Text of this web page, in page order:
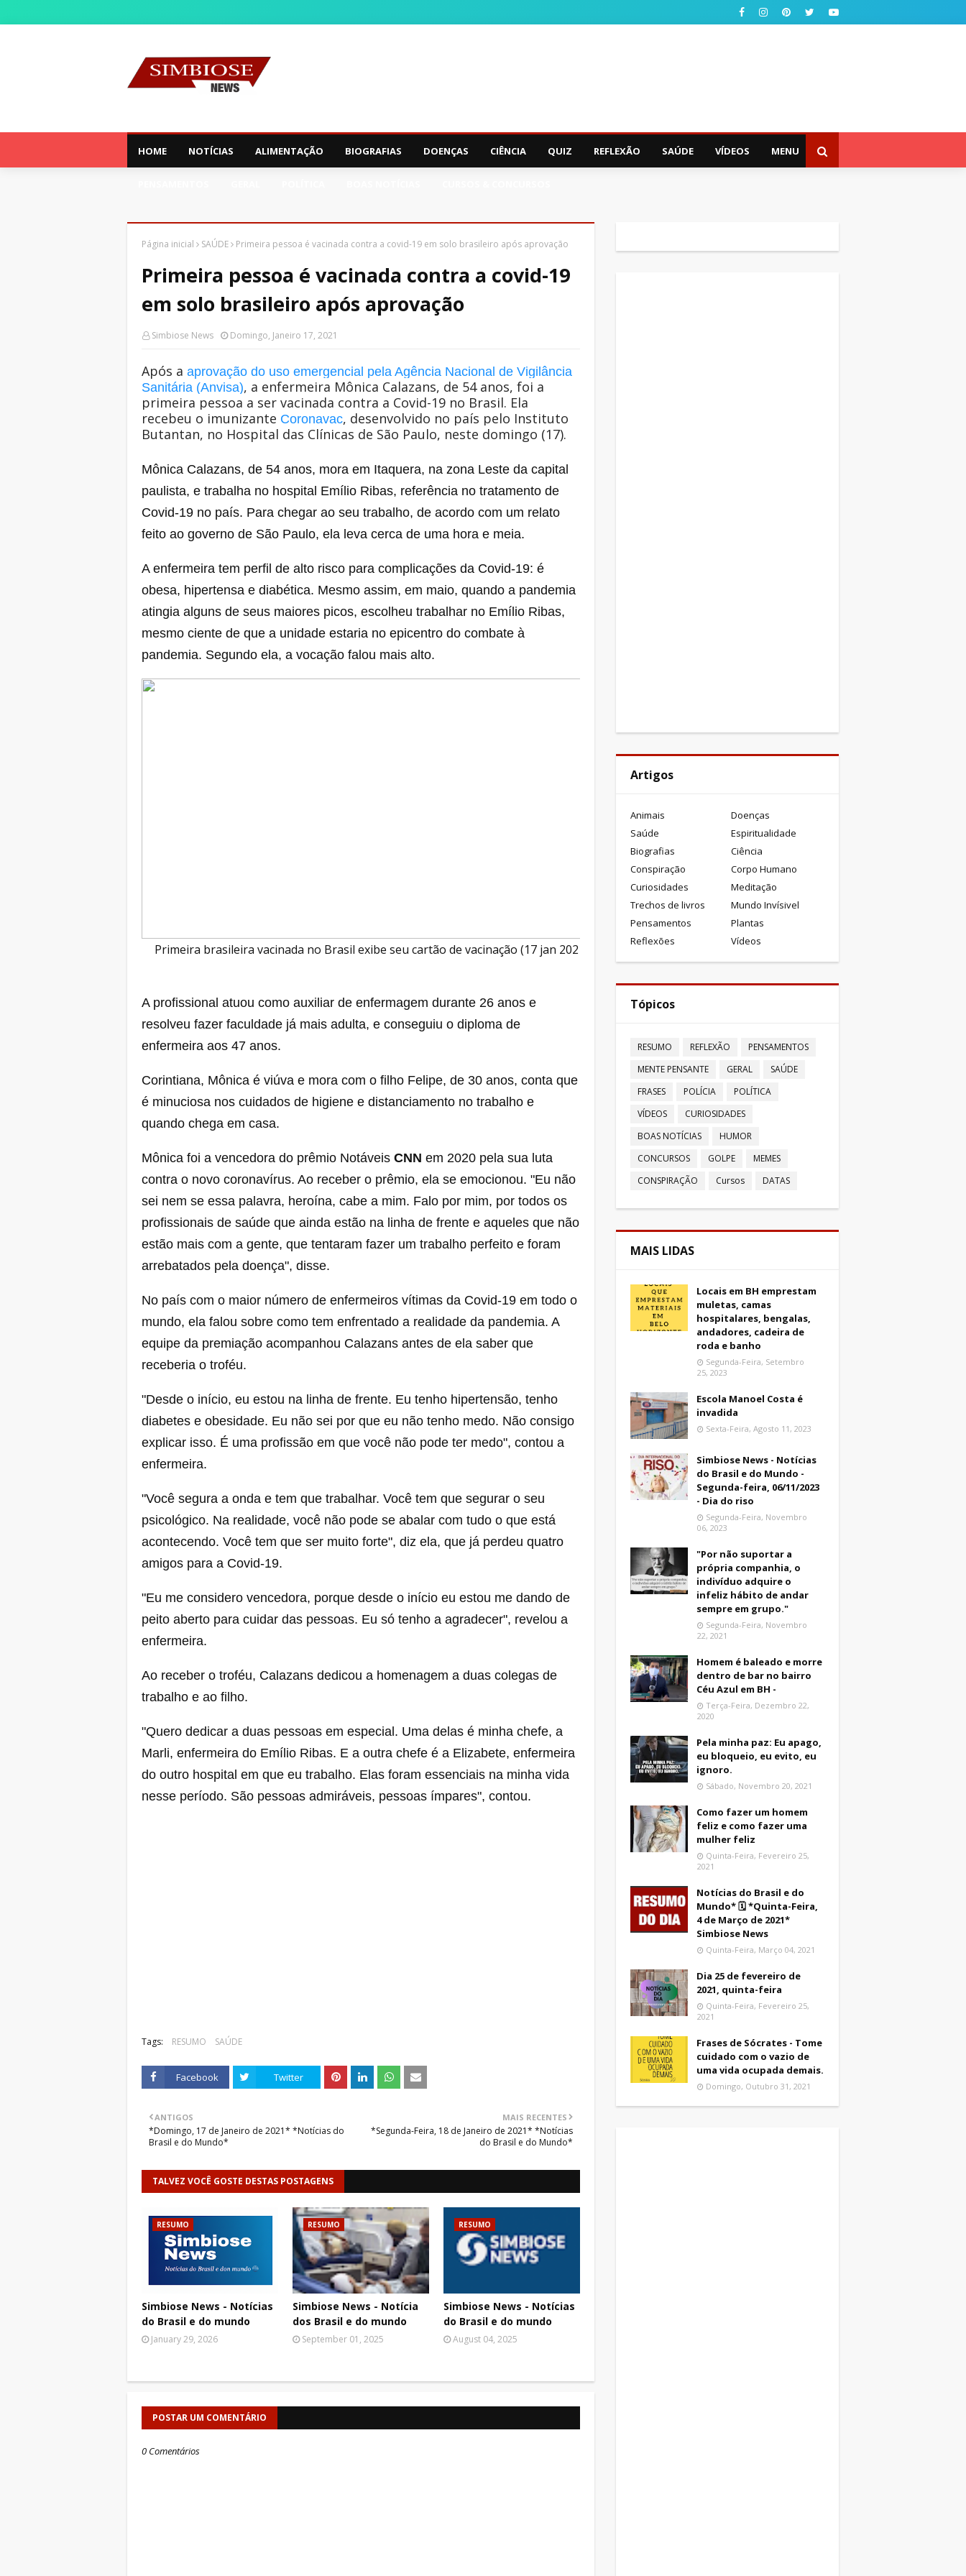
HOME NOTÍCIAS ALIMENTAÇÃO BIOGRAFIAS DOENÇAS CIÊNCIA QUIZ REFLEXÃO SAÚDE VÍDEOS MENU
Página inicial SAÚDE Primeira pessoa é vacinada contra a covid-19 em solo brasileiro após aprovação
Primeira pessoa é vacinada contra a covid-19
em solo brasileiro após aprovação
Simbiose News Domingo, Janeiro 17, 2021
Após a aprovação do uso emergencial pela Agência Nacional de Vigilância
Sanitária (Anvisa), a enfermeira Mônica Calazans, de 54 anos, foi a
primeira pessoa a ser vacinada contra a Covid-19 no Brasil. Ela
recebeu o imunizante Coronavac, desenvolvido no país pelo Instituto
Butantan, no Hospital das Clínicas de São Paulo, neste domingo (17).
Mônica Calazans, de 54 anos, mora em Itaquera, na zona Leste da capital
paulista, e trabalha no hospital Emílio Ribas, referência no tratamento de
Covid-19 no país. Para chegar ao seu trabalho, de acordo com um relato
feito ao governo de São Paulo, ela leva cerca de uma hora e meia.
A enfermeira tem perfil de alto risco para complicações da Covid-19: é
obesa, hipertensa e diabética. Mesmo assim, em maio, quando a pandemia
atingia alguns de seus maiores picos, escolheu trabalhar no Emílio Ribas,
mesmo ciente de que a unidade estaria no epicentro do combate à
pandemia. Segundo ela, a vocação falou mais alto.
Primeira brasileira vacinada no Brasil exibe seu cartão de vacinação (17 jan 2021)
A profissional atuou como auxiliar de enfermagem durante 26 anos e
resolveu fazer faculdade já mais adulta, e conseguiu o diploma de
enfermeira aos 47 anos.
Corintiana, Mônica é viúva e mora com o filho Felipe, de 30 anos, conta que
é minuciosa nos cuidados de higiene e distanciamento no trabalho e
quando chega em casa.
Mônica foi a vencedora do prêmio Notáveis CNN em 2020 pela sua luta
contra o novo coronavírus. Ao receber o prêmio, ela se emocionou. "Eu não
sei nem se essa palavra, heroína, cabe a mim. Falo por mim, por todos os
profissionais de saúde que ainda estão na linha de frente e aqueles que não
estão mais com a gente, que tentaram fazer um trabalho perfeito e foram
arrebatados pela doença", disse.
No país com o maior número de enfermeiros vítimas da Covid-19 em todo o
mundo, ela falou sobre como tem enfrentado a realidade da pandemia. A
equipe da premiação acompanhou Calazans antes de ela saber que
receberia o troféu.
"Desde o início, eu estou na linha de frente. Eu tenho hipertensão, tenho
diabetes e obesidade. Eu não sei por que eu não tenho medo. Não consigo
explicar isso. É uma profissão em que você não pode ter medo", contou a
enfermeira.
"Você segura a onda e tem que trabalhar. Você tem que segurar o seu
psicológico. Na realidade, você não pode se abalar com tudo o que está
acontecendo. Você tem que ser muito forte", diz ela, que já perdeu quatro
amigos para a Covid-19.
"Eu me considero vencedora, porque desde o início eu estou me dando de
peito aberto para cuidar das pessoas. Eu só tenho a agradecer", revelou a
enfermeira.
Ao receber o troféu, Calazans dedicou a homenagem a duas colegas de
trabalho e ao filho.
"Quero dedicar a duas pessoas em especial. Uma delas é minha chefe, a
Marli, enfermeira do Emílio Ribas. E a outra chefe é a Elizabete, enfermeira
do outro hospital em que eu trabalho. Elas foram essenciais na minha vida
nesse período. São pessoas admiráveis, pessoas ímpares", contou.
Tags: RESUMO SAÚDE
Facebook Twitter
MAIS RECENTES
*Segunda-Feira, 18 de Janeiro de 2021* *Notícias
do Brasil e do Mundo*
ANTIGOS
*Domingo, 17 de Janeiro de 2021* *Notícias do
Brasil e do Mundo*
TALVEZ VOCÊ GOSTE DESTAS POSTAGENS
RESUMO
Simbiose News - Notícias
do Brasil e do mundo
January 29, 2026
RESUMO
Simbiose News - Notícia
dos Brasil e do mundo
September 01, 2025
RESUMO
Simbiose News - Notícias
do Brasil e do mundo
August 04, 2025
POSTAR UM COMENTÁRIO
0 Comentários
Artigos
Animais
Doenças
Saúde
Espiritualidade
Biografias
Ciência
Conspiração
Corpo Humano
Curiosidades
Meditação
Trechos de livros
Mundo Invísivel
Pensamentos
Plantas
Reflexões
Vídeos
Tópicos
RESUMO REFLEXÃO
PENSAMENTOS
MENTE PENSANTE
GERAL
SAÚDE
FRASES
POLÍCIA
POLÍTICA
VÍDEOS
CURIOSIDADES
BOAS NOTÍCIAS
HUMOR
CONCURSOS
GOLPE
MEMES
CONSPIRAÇÃO
Cursos DATAS
MAIS LIDAS
Locais em BH emprestam
muletas, camas
hospitalares, bengalas,
andadores, cadeira de
roda e banho
Segunda-Feira, Setembro
25, 2023
Escola Manoel Costa é
invadida
Sexta-Feira, Agosto 11, 2023
Simbiose News - Notícias
do Brasil e do Mundo -
Segunda-feira, 06/11/2023
- Dia do riso
Segunda-Feira, Novembro
06, 2023
"Por não suportar a
própria companhia, o
indivíduo adquire o
infeliz hábito de andar
sempre em grupo."
Segunda-Feira, Novembro
22, 2021
Homem é baleado e morre
dentro de bar no bairro
Céu Azul em BH -
Terça-Feira, Dezembro 22,
2020
Pela minha paz: Eu apago,
eu bloqueio, eu evito, eu
ignoro.
Sábado, Novembro 20, 2021
Como fazer um homem
feliz e como fazer uma
mulher feliz
Quinta-Feira, Fevereiro 25,
2021
Notícias do Brasil e do
Mundo* 🗓 *Quinta-Feira,
4 de Março de 2021*
Simbiose News
Quinta-Feira, Março 04, 2021
Dia 25 de fevereiro de
2021, quinta-feira
Quinta-Feira, Fevereiro 25,
2021
Frases de Sócrates - Tome
cuidado com o vazio de
uma vida ocupada demais.
Domingo, Outubro 31, 2021